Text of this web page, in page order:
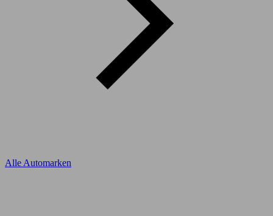
Alle Automarken